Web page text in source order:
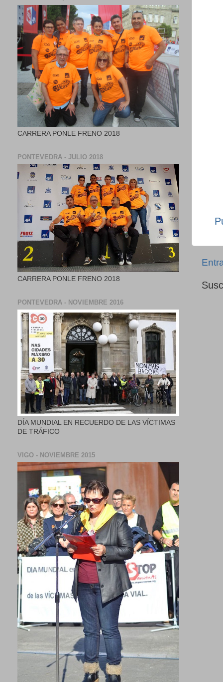
CARRERA PONLE FRENO 2018
PONTEVEDRA - JULIO 2018
CARRERA PONLE FRENO 2018
PONTEVEDRA - NOVIEMBRE 2016
DÍA MUNDIAL EN RECUERDO DE LAS VÍCTIMAS
DE TRÁFICO
VIGO - NOVIEMBRE 2015